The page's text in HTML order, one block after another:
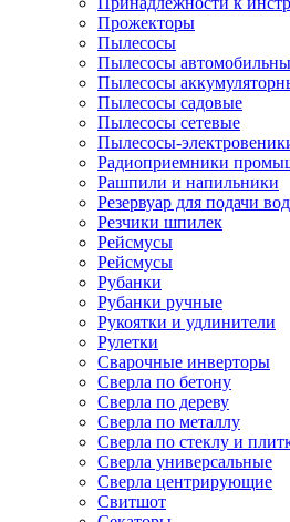
Прожекторы
Пылесосы
Пылесосы
Пылесосы
Пылесосы садовые
Пылесосы сетевые
Пылесосы-
Радиоприемники
Рашпили и напильники
Резервуар для подачи
Резчики шпилек
Рейсмусы
Рейсмусы
Рубанки
Рубанки ручные
Рукоятки и удлинители
Рулетки
Сварочные инверторы
Сверла по бетону
Сверла по дереву
Сверла по металлу
Сверла по стеклу и
Сверла универсальные
Сверла центрирующие
Свитшот